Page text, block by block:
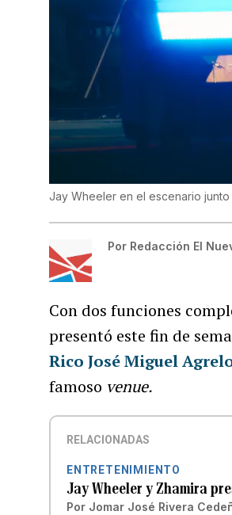
Jay Wheeler en el escenario junto
Por Redacción El
Con dos funciones
presentó este fin de
Rico José Miguel
famoso venue.
RELACIONADAS
ENTRETENIMIENTO
Jay Wheeler y Zhamira
Por Jomar José Rivera